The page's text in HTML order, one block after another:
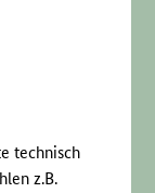
technisch
z.B.